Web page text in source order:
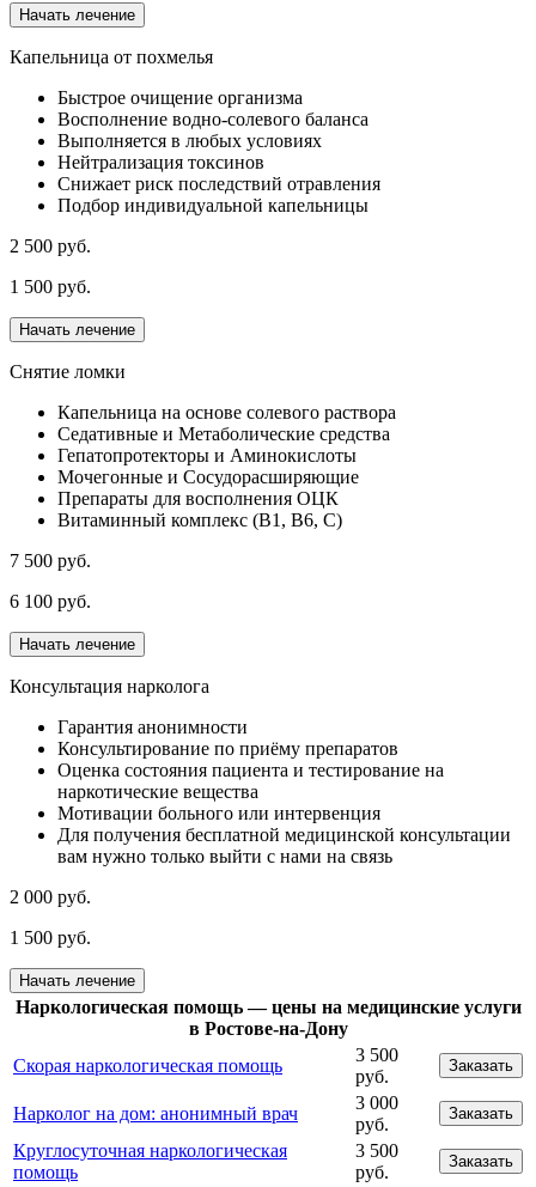
Начать лечение
Капельница от похмелья
Быстрое очищение организма
Восполнение водно-солевого баланса
Выполняется в любых условиях
Нейтрализация токсинов
Снижает риск последствий отравления
Подбор индивидуальной капельницы
2 500 руб.
1 500 руб.
Начать лечение
Снятие ломки
Капельница на основе солевого раствора
Седативные и Метаболические средства
Гепатопротекторы и Аминокислоты
Мочегонные и Сосудорасширяющие
Препараты для восполнения ОЦК
Витаминный комплекс (В1, В6, С)
7 500 руб.
6 100 руб.
Начать лечение
Консультация нарколога
Гарантия анонимности
Консультирование по приёму препаратов
Оценка состояния пациента и тестирование на
наркотические вещества
Мотивации больного или интервенция
Для получения бесплатной медицинской консультации
вам нужно только выйти с нами на связь
2 000 руб.
1 500 руб.
Начать лечение
Наркологическая помощь — цены на медицинские услуги
в Ростове-на-Дону
Скорая наркологическая помощь
3 500
руб.
Заказать
Нарколог на дом: анонимный врач
3 000
руб.
Заказать
Круглосуточная наркологическая
помощь
3 500
руб.
Заказать